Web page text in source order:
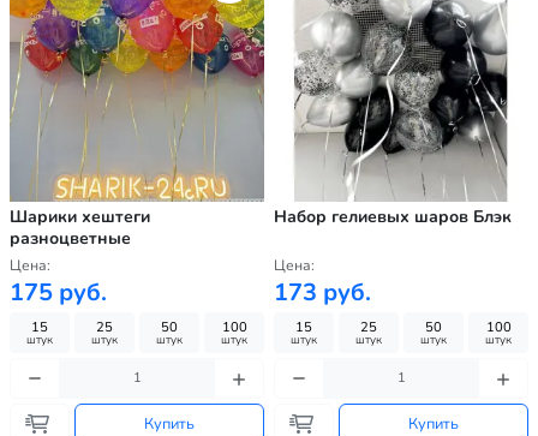
Шарики хештеги
разноцветные
Цена:
175 руб.
15
штук
25
штук
50
штук
100
штук
Купить
Набор гелиевых шаров Блэк
Цена:
173 руб.
15
штук
25
штук
50
штук
100
штук
Купить